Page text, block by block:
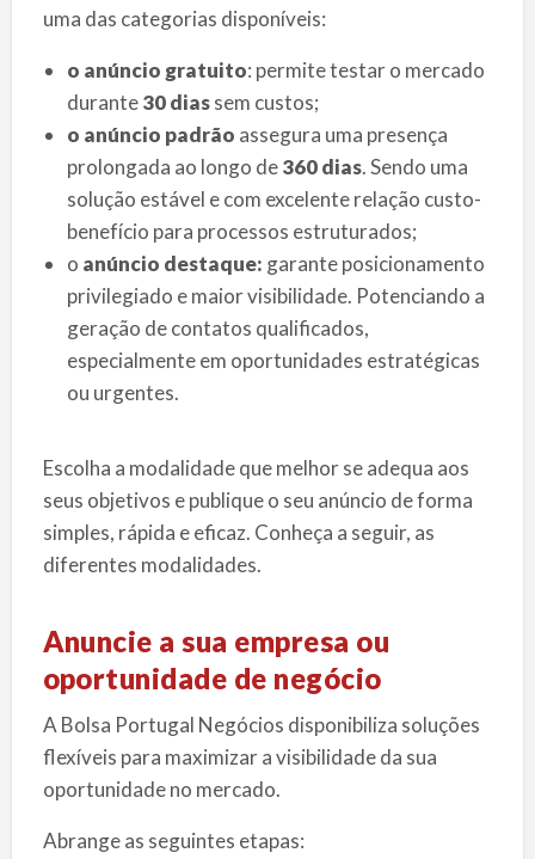
uma das categorias disponíveis:
o anúncio gratuito: permite testar o mercado
durante30 diassem custos;
o anúncio padrão assegura uma presença
prolongada ao longo de360 dias. Sendo uma
solução estável e com excelente relação custo-
benefício para processos estruturados;
o anúncio destaque: garante posicionamento
privilegiado e maior visibilidade. Potenciando a
geração de contatos qualificados,
especialmente em oportunidades estratégicas
ou urgentes.
Escolha a modalidade que melhor se adequa aos
seus objetivos e publique o seu anúncio de forma
simples, rápida e eficaz. Conheça a seguir, as
diferentes modalidades.
Anuncie a sua empresa ou
oportunidade de negócio
A Bolsa Portugal Negócios disponibiliza soluções
flexíveis para maximizar a visibilidade da sua
oportunidade no mercado.
Abrange as seguintes etapas: